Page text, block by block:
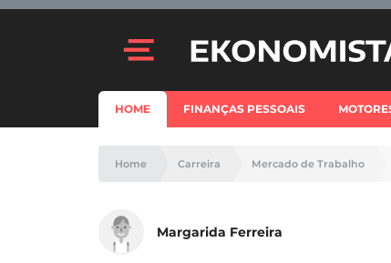
HOME FINANÇAS PESSOAIS
Home Carreira Mercado de Trabalho
Margarida Ferreira